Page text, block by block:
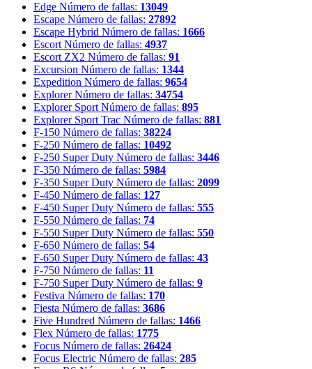
Edge Número de fallas: 13049
Escape Número de fallas: 27892
Escape Hybrid Número de fallas: 1666
Escort Número de fallas: 4937
Escort ZX2 Número de fallas: 91
Excursion Número de fallas: 1344
Expedition Número de fallas: 9654
Explorer Número de fallas: 34754
Explorer Sport Número de fallas: 895
Explorer Sport Trac Número de fallas: 881
F-150 Número de fallas: 38224
F-250 Número de fallas: 10492
F-250 Super Duty Número de fallas: 3446
F-350 Número de fallas: 5984
F-350 Super Duty Número de fallas: 2099
F-450 Número de fallas: 127
F-450 Super Duty Número de fallas: 555
F-550 Número de fallas: 74
F-550 Super Duty Número de fallas: 550
F-650 Número de fallas: 54
F-650 Super Duty Número de fallas: 43
F-750 Número de fallas: 11
F-750 Super Duty Número de fallas: 9
Festiva Número de fallas: 170
Fiesta Número de fallas: 3686
Five Hundred Número de fallas: 1466
Flex Número de fallas: 1775
Focus Número de fallas: 26424
Focus Electric Número de fallas: 285